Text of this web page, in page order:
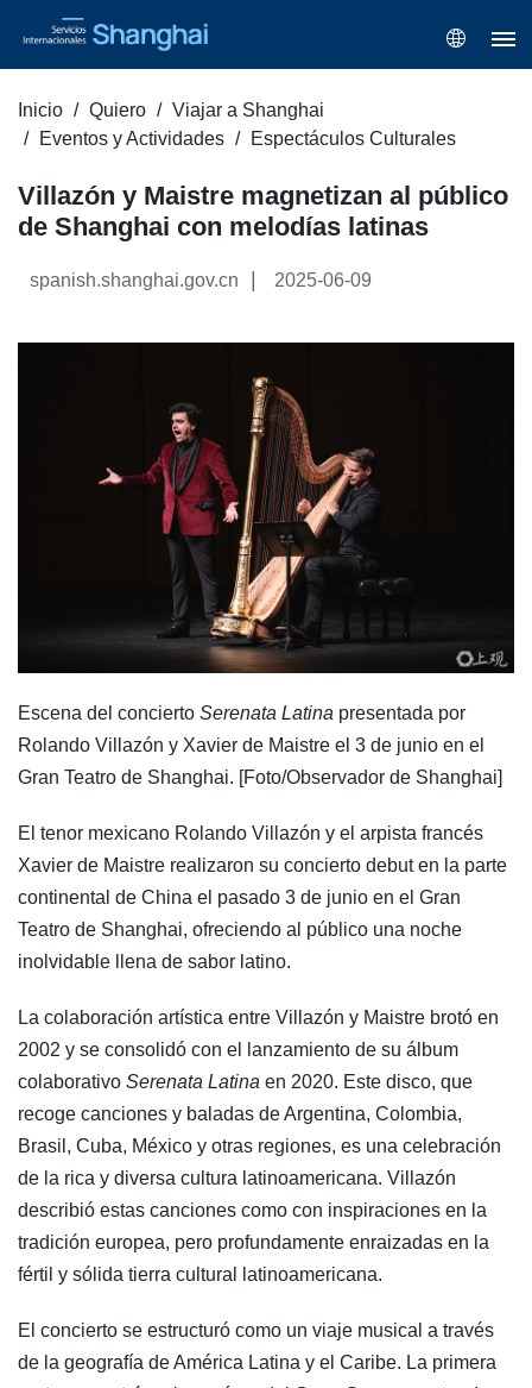
Inicio Quiero
Viajar a Shanghai
Eventos y Actividades
Espectáculos Culturales
Villazón y Maistre magnetizan al público
de Shanghai con melodías latinas
spanish.shanghai.gov.cn 2025-06-09
Escena del concierto Serenata Latina presentada por
Rolando Villazón y Xavier de Maistre el 3 de junio en el
Gran Teatro de Shanghai. [Foto/Observador de Shanghai]
El tenor mexicano Rolando Villazón y el arpista francés
Xavier de Maistre realizaron su concierto debut en la parte
continental de China el pasado 3 de junio en el Gran
Teatro de Shanghai, ofreciendo al público una noche
inolvidable llena de sabor latino.
La colaboración artística entre Villazón y Maistre brotó en
2002 y se consolidó con el lanzamiento de su álbum
colaborativo Serenata Latina en 2020. Este disco, que
recoge canciones y baladas de Argentina, Colombia,
Brasil, Cuba, México y otras regiones, es una celebración
de la rica y diversa cultura latinoamericana. Villazón
describió estas canciones como con inspiraciones en la
tradición europea, pero profundamente enraizadas en la
fértil y sólida tierra cultural latinoamericana.
El concierto se estructuró como un viaje musical a través
de la geografía de América Latina y el Caribe. La primera